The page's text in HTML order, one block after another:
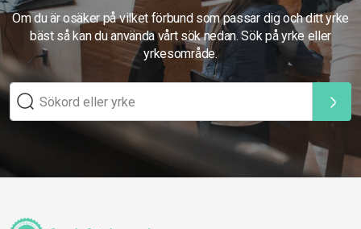
Om du är osäker på vilket förbund som passar dig och ditt yrke
bäst så kan du använda vårt sök nedan. Sök på yrke eller
yrkesområde.